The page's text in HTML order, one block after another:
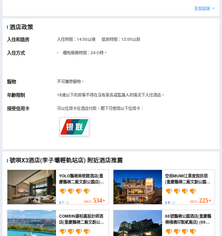
全部設施
酒店政策
入住和退房 入住時間：14:00以後 退房時間：12:00以前
入住方式 櫃枱服務時間：24小時。
寵物 不可攜帶寵物。
年齡限制 18歲以下的房客不得在沒有家長或監護人的情況下入住酒店。
接受信用卡 可以信用卡在酒店付款，閣下可使用以下信用卡：
號唄X3酒店(李子壩輕軌站店) 附近酒店推薦
YOLO鵝嶺美術館酒店(重
慶鵝嶺二廠文創公園店)
(YOLO Eling Art Gallery
Hotel（Erling No. 2
Factory Cultural and
Creative Park Store）)
4.7 / 5 HKD 534+
空尚MUMI江景度假民宿
(重慶鵝嶺二廠文創公園店)
(Kongshang Eling
Mansion)
4.8/ 5 HKD 225+
COMBIN康柏裏設計師酒
店(重慶鵝嶺二廠文創公園
店) (COMBIN
HOTEL（Chongqing
88號鵝嶺公園酒店(重慶鵝
嶺棧橋印製貳廠店) (88
Eling Park Hotel
(Chongqing Eling